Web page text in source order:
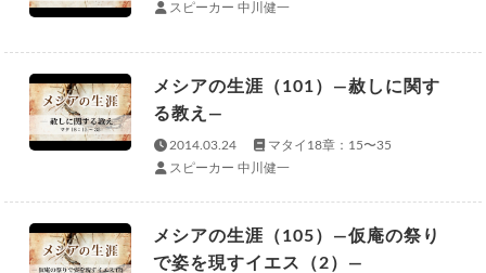
スピーカー 中川健一
メシアの生涯（101）—赦しに関す
る教え—
2014.03.24
マタイ18章：15〜35
スピーカー 中川健一
メシアの生涯（105）—仮庵の祭り
で姿を現すイエス（2）—